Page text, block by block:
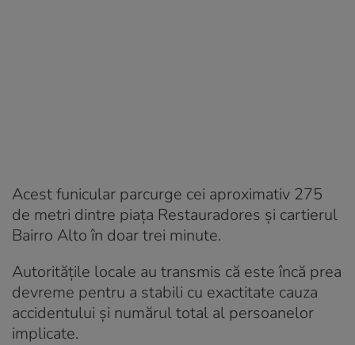
Acest funicular parcurge cei aproximativ 275
de metri dintre piața Restauradores și cartierul
Bairro Alto în doar trei minute.
Autoritățile locale au transmis că este încă prea
devreme pentru a stabili cu exactitate cauza
accidentului și numărul total al persoanelor
implicate.